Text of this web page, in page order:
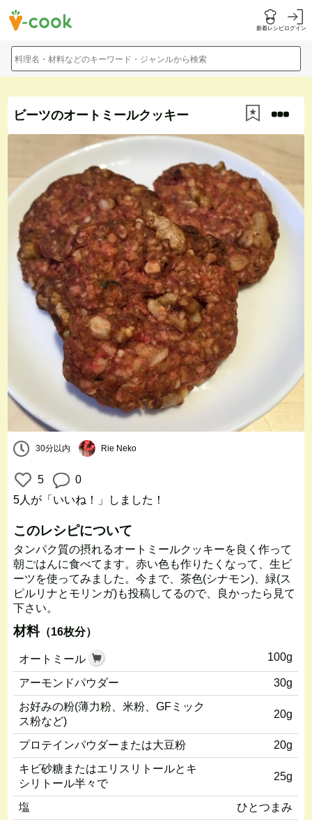
新着レシピログイン
料理名・材料などのキーワード・ジャンルから検索
ビーツのオートミールクッキー
30分以内 Rie Neko
5
0
5人 が「いいね！」しました！
このレシピについて
タンパク質の摂れるオートミールクッキーを良く作って
朝ごはんに食べてます。赤い色も作りたくなって、生ビ
ーツを使ってみました。今まで、茶色(シナモン)、緑(ス
ピルリナとモリンガ)も投稿してるので、良かったら見て
下さい。
材料（16枚分）
オートミール 100g
アーモンドパウダー
30g
お好みの粉(薄力粉、米粉、GFミック
ス粉など)
20g
プロテインパウダーまたは大豆粉
20g
キビ砂糖またはエリスリトールとキ
シリトール半々で
25g
塩
ひとつまみ